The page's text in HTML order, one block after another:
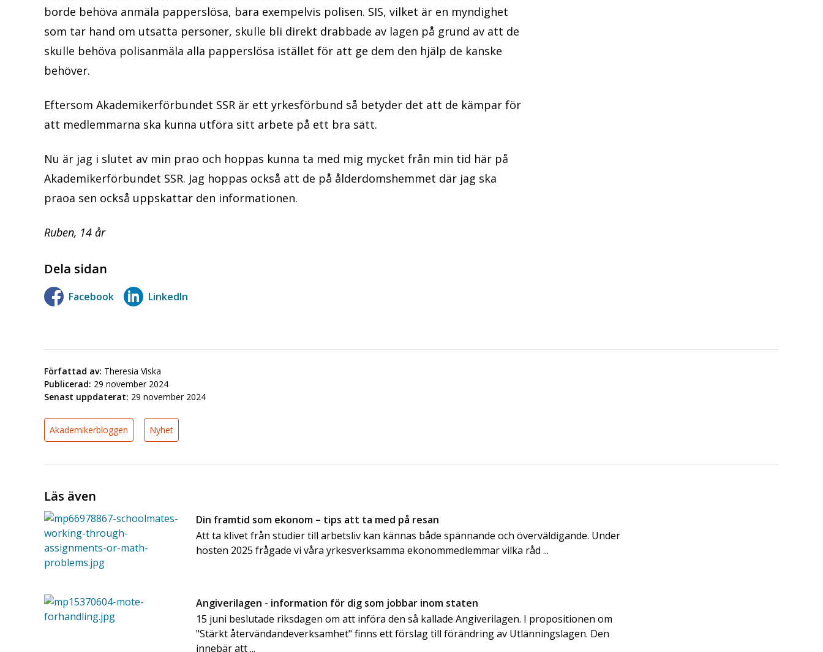
borde behöva anmäla papperslösa, bara exempelvis polisen. SIS, vilket är en myndighet
som tar hand om utsatta personer, skulle bli direkt drabbade av lagen på grund av att de
skulle behöva polisanmäla alla papperslösa istället för att ge dem den hjälp de kanske
behöver.
Eftersom Akademikerförbundet SSR är ett yrkesförbund så betyder det att de kämpar för
att medlemmarna ska kunna utföra sitt arbete på ett bra sätt.
Nu är jag i slutet av min prao och hoppas kunna ta med mig mycket från min tid här på
Akademikerförbundet SSR. Jag hoppas också att de på ålderdomshemmet där jag ska
praoa sen också uppskattar den informationen.
Ruben, 14 år
Dela sidan
Facebook LinkedIn
Författad av: Theresia Viska
Publicerad: 29 november 2024
Senast uppdaterat: 29 november 2024
Akademikerbloggen Nyhet
Läs även
Din framtid som ekonom – tips att ta med på resan
Att ta klivet från studier till arbetsliv kan kännas både spännande och överväldigande. Under
hösten 2025 frågade vi våra yrkesverksamma ekonommedlemmar vilka råd ...
Angiverilagen - information för dig som jobbar inom staten
15 juni beslutade riksdagen om att införa den så kallade Angiverilagen. I propositionen om
"Stärkt återvändandeverksamhet" finns ett förslag till förändring av Utlänningslagen. Den
innebär att ...